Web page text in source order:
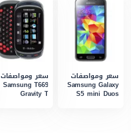
سعر ومواصفات
Samsung Galaxy
S5 mini Duos
سعر ومواصفات
Samsung T669
Gravity T